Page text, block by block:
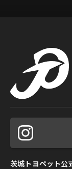
茨城トヨペット公